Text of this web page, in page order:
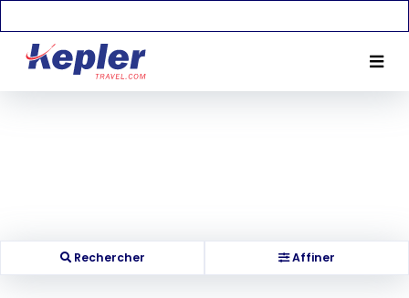
Rechercher Affiner